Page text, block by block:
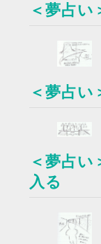
＜夢占い
＜夢占い
＜夢占い
入る